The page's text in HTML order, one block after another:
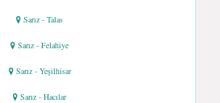
Sarız - Talas
Sarız - Felahiye
Sarız - Yeşilhisar
Sarız - Hacılar